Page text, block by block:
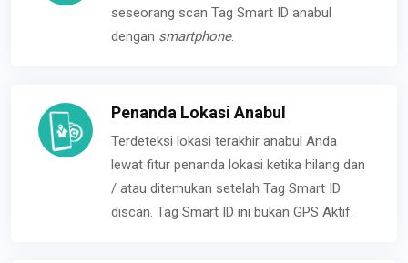
seseorang scan Tag Smart ID anabul
dengan smartphone.
Penanda Lokasi Anabul
Terdeteksi lokasi terakhir anabul Anda
lewat fitur penanda lokasi ketika hilang dan
/ atau ditemukan setelah Tag Smart ID
discan. Tag Smart ID ini bukan GPS Aktif.